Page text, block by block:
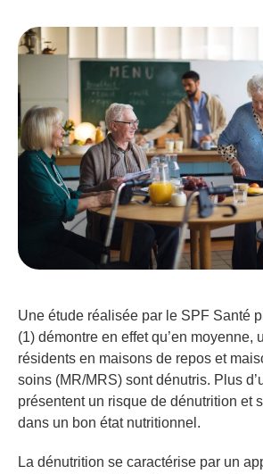
Une étude réalisée par le SPF Santé
(1) démontre en effet qu’en moyenne,
résidents en maisons de repos et
soins (MR/MRS) sont dénutris. Plus
présentent un risque de dénutrition et
dans un bon état nutritionnel.
La dénutrition se caractérise par un